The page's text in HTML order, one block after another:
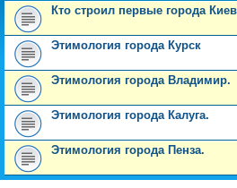
Кто строил первые города
Этимология города Курск
Этимология города Владимир.
Этимология города Калуга.
Этимология города Пенза.